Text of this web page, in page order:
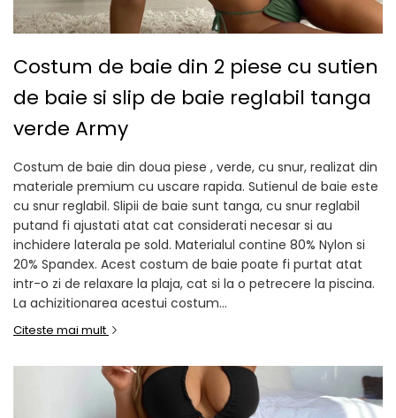
Costum de baie din 2 piese cu sutien
de baie si slip de baie reglabil tanga
verde Army
Costum de baie din doua piese , verde, cu snur, realizat din
materiale premium cu uscare rapida. Sutienul de baie este
cu snur reglabil. Slipii de baie sunt tanga, cu snur reglabil
putand fi ajustati atat cat considerati necesar si au
inchidere laterala pe sold. Materialul contine 80% Nylon si
20% Spandex. Acest costum de baie poate fi purtat atat
intr-o zi de relaxare la plaja, cat si la o petrecere la piscina.
La achizitionarea acestui costum...
Citeste mai mult